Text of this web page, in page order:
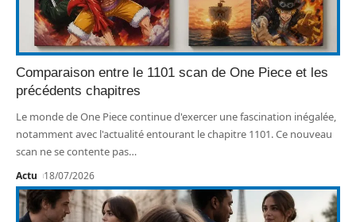
Comparaison entre le 1101 scan de One Piece et les
précédents chapitres
Le monde de One Piece continue d'exercer une fascination inégalée,
notamment avec l'actualité entourant le chapitre 1101. Ce nouveau
scan ne se contente pas…
Actu 18/07/2026